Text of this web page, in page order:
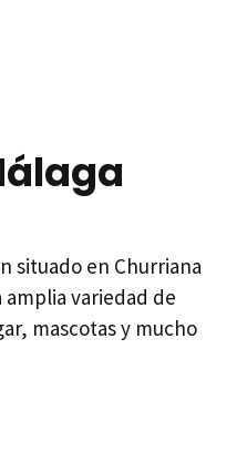
situado en Churriana
amplia variedad de
mascotas y mucho